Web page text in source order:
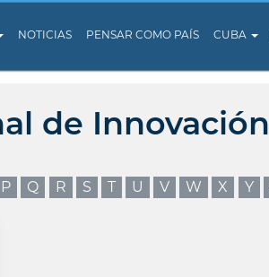
NOTICIAS PENSAR COMO PAÍS CUBA
de Innovación
P Q R S T U V W X Y